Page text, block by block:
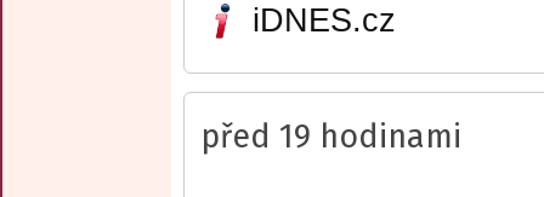
iDNES.cz
před 19 hodinami